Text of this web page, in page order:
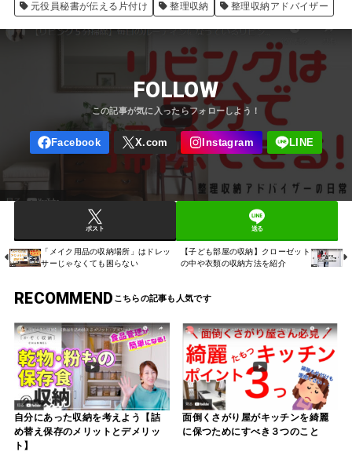
元役員秘書が伝える片付け
整理収納 整理収納アドバイザー
FOLLOW
ポスト 送る
「メイク用品の収納場所」はドレッ
サーじゃなくても困らない
【子ども部屋の収納】クローゼット
の中や衣類の収納方法を紹介
RECOMMEND
自分にあった収納を考えよう【詰
め替え保存のメリットとデメリッ
ト】
面倒くさがり屋がキッチンを綺麗
に保つためにすべき３つのこと